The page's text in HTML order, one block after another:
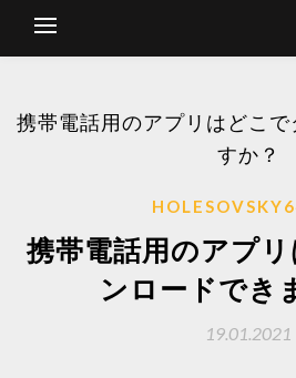
携帯電話用のアプリはどこで
すか？
携帯電話用のアプ
ンロードでき
19.01.2021